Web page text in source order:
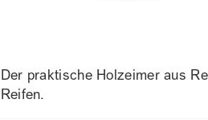
Der praktische Holzeimer aus
Reifen.